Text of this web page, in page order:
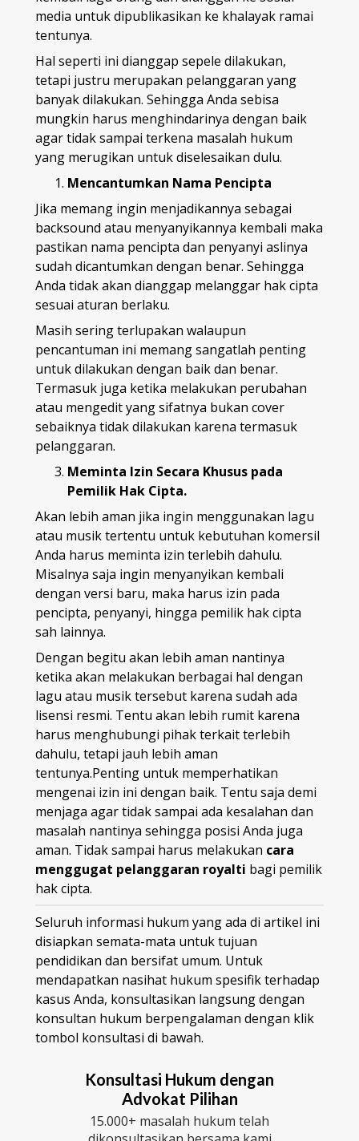
media untuk dipublikasikan ke khalayak ramai
tentunya.
Hal seperti ini dianggap sepele dilakukan,
tetapi justru merupakan pelanggaran yang
banyak dilakukan. Sehingga Anda sebisa
mungkin harus menghindarinya dengan baik
agar tidak sampai terkena masalah hukum
yang merugikan untuk diselesaikan dulu.
Mencantumkan Nama Pencipta
Jika memang ingin menjadikannya sebagai
backsound atau menyanyikannya kembali maka
pastikan nama pencipta dan penyanyi aslinya
sudah dicantumkan dengan benar. Sehingga
Anda tidak akan dianggap melanggar hak cipta
sesuai aturan berlaku.
Masih sering terlupakan walaupun
pencantuman ini memang sangatlah penting
untuk dilakukan dengan baik dan benar.
Termasuk juga ketika melakukan perubahan
atau mengedit yang sifatnya bukan cover
sebaiknya tidak dilakukan karena termasuk
pelanggaran.
Meminta Izin Secara Khusus pada
Pemilik Hak Cipta.
Akan lebih aman jika ingin menggunakan lagu
atau musik tertentu untuk kebutuhan komersil
Anda harus meminta izin terlebih dahulu.
Misalnya saja ingin menyanyikan kembali
dengan versi baru, maka harus izin pada
pencipta, penyanyi, hingga pemilik hak cipta
sah lainnya.
Dengan begitu akan lebih aman nantinya
ketika akan melakukan berbagai hal dengan
lagu atau musik tersebut karena sudah ada
lisensi resmi. Tentu akan lebih rumit karena
harus menghubungi pihak terkait terlebih
dahulu, tetapi jauh lebih aman
tentunya.Penting untuk memperhatikan
mengenai izin ini dengan baik. Tentu saja demi
menjaga agar tidak sampai ada kesalahan dan
masalah nantinya sehingga posisi Anda juga
aman. Tidak sampai harus melakukan cara
menggugat pelanggaran royalti bagi pemilik
hak cipta.
Seluruh informasi hukum yang ada di artikel ini
disiapkan semata-mata untuk tujuan
pendidikan dan bersifat umum. Untuk
mendapatkan nasihat hukum spesifik terhadap
kasus Anda, konsultasikan langsung dengan
konsultan hukum berpengalaman dengan klik
tombol konsultasi di bawah.
Konsultasi Hukum dengan
Advokat Pilihan
15.000+ masalah hukum telah